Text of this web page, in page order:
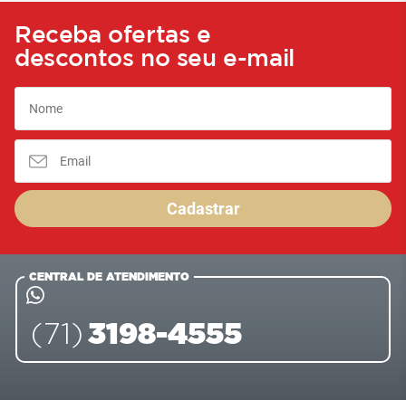
Receba ofertas e
descontos no seu e-mail
Cadastrar
CENTRAL DE ATENDIMENTO
(71) 3198-4555